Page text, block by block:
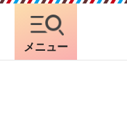
メニュー